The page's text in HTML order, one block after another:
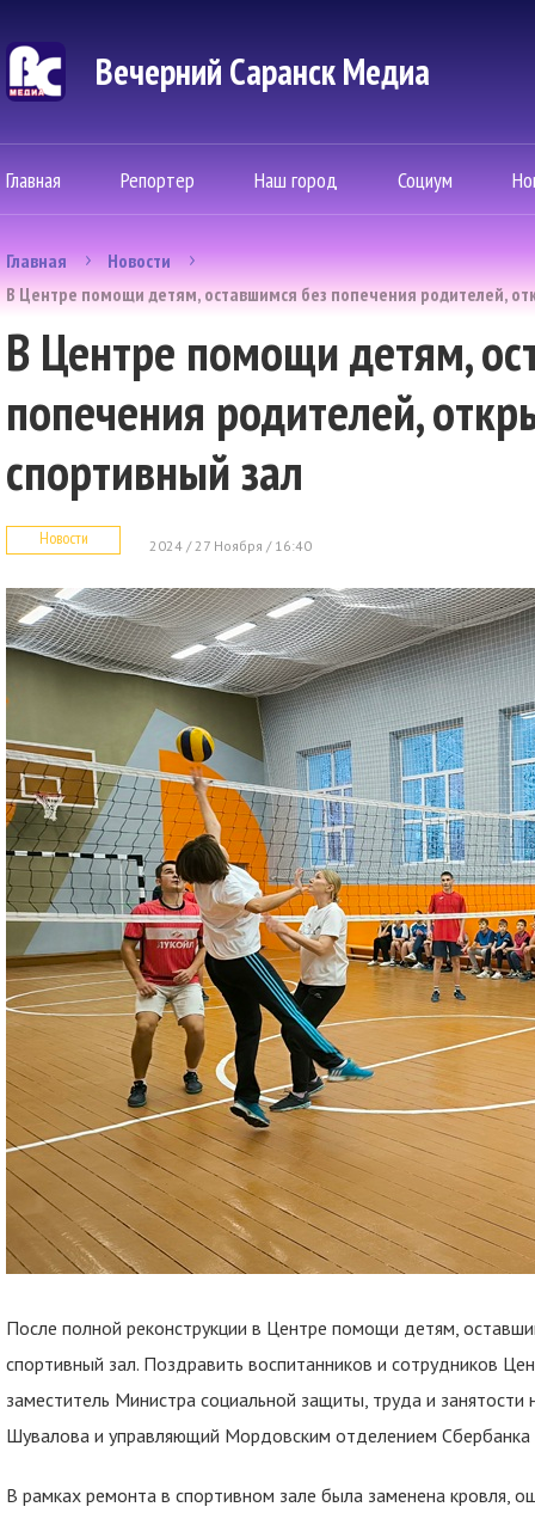
Вечерний Саранск Mедиа
Главная Репортер Наш город Социум
Главная
Новости
В Центре помощи детям, оставшимся без попечения родителей,
В Центре помощи детям,
попечения родителей,
спортивный зал
Новости 2024 / 27 Ноября / 16:40
После полной реконструкции в Центре помощи детям,
спортивный зал. Поздравить воспитанников и сотрудников
заместитель Министра социальной защиты, труда и
Шувалова и управляющий Мордовским отделением Сбербанка
В рамках ремонта в спортивном зале была заменена кровля,